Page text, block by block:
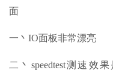
面
一丶IO面板非常漂亮
二丶speedtest测速效